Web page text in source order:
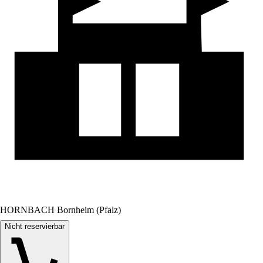
HORNBACH Bornheim (Pfalz)
Nicht reservierbar